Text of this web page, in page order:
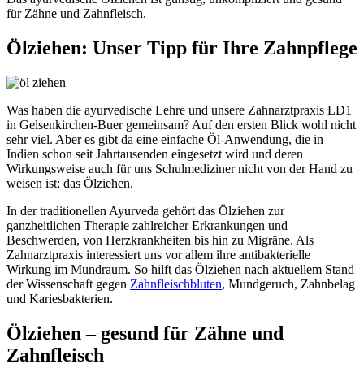
für Zähne und Zahnfleisch.
Ölziehen: Unser Tipp für Ihre Zahnpflege
Was haben die ayurvedische Lehre und unsere Zahnarztpraxis LD1
in Gelsenkirchen-Buer gemeinsam? Auf den ersten Blick wohl nicht
sehr viel. Aber es gibt da eine einfache Öl-Anwendung, die in
Indien schon seit Jahrtausenden eingesetzt wird und deren
Wirkungsweise auch für uns Schulmediziner nicht von der Hand zu
weisen ist: das Ölziehen.
In der traditionellen Ayurveda gehört das Ölziehen zur
ganzheitlichen Therapie zahlreicher Erkrankungen und
Beschwerden, von Herzkrankheiten bis hin zu Migräne. Als
Zahnarztpraxis interessiert uns vor allem ihre antibakterielle
Wirkung im Mundraum. So hilft das Ölziehen nach aktuellem Stand
der Wissenschaft gegen Zahnfleischbluten, Mundgeruch, Zahnbelag
und Kariesbakterien.
Ölziehen – gesund für Zähne und
Zahnfleisch